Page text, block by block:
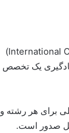
در اول بزارید توضیحی در مورد مدرک بین المللی بدهیم.گواهینامه یا مدرک بین المللی(International Certification)
یک تخصص
برای هر رشته و
صدور است.